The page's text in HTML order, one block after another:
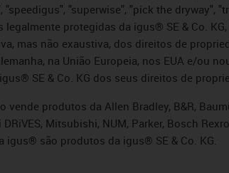
"speedigus", "superwise", "pick the
legalmente protegidas da igus® SE & Co.
mas não exaustiva, dos direitos de
na União Europeia, nos EUA e/ou
SE & Co. KG dos seus direitos de
vende produtos da Allen Bradley, B&R,
DRiVES, Mitsubishi, NUM, Parker, Bosch
são produtos da igus® SE & Co. KG.